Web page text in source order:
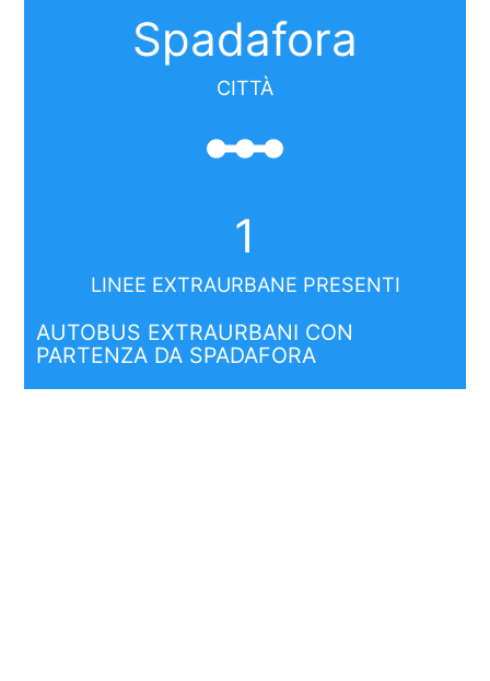
Spadafora
CITTÀ
linear_scale
1
LINEE EXTRAURBANE PRESENTI
AUTOBUS EXTRAURBANI CON
PARTENZA DA SPADAFORA